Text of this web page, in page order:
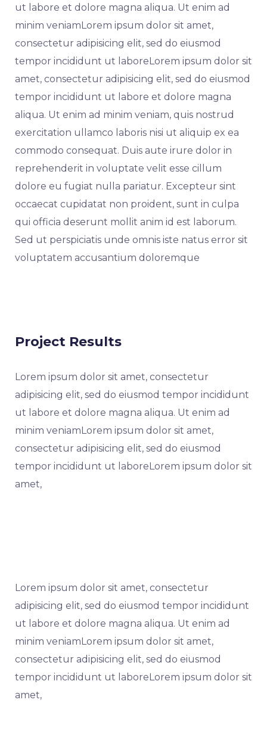
ut labore et dolore magna aliqua. Ut enim ad
minim veniamLorem ipsum dolor sit amet,
consectetur adipisicing elit, sed do eiusmod
tempor incididunt ut laboreLorem ipsum dolor sit
amet, consectetur adipisicing elit, sed do eiusmod
tempor incididunt ut labore et dolore magna
aliqua. Ut enim ad minim veniam, quis nostrud
exercitation ullamco laboris nisi ut aliquip ex ea
commodo consequat. Duis aute irure dolor in
reprehenderit in voluptate velit esse cillum
dolore eu fugiat nulla pariatur. Excepteur sint
occaecat cupidatat non proident, sunt in culpa
qui officia deserunt mollit anim id est laborum.
Sed ut perspiciatis unde omnis iste natus error sit
voluptatem accusantium doloremque
Project Results
Lorem ipsum dolor sit amet, consectetur
adipisicing elit, sed do eiusmod tempor incididunt
ut labore et dolore magna aliqua. Ut enim ad
minim veniamLorem ipsum dolor sit amet,
consectetur adipisicing elit, sed do eiusmod
tempor incididunt ut laboreLorem ipsum dolor sit
amet,
Lorem ipsum dolor sit amet, consectetur
adipisicing elit, sed do eiusmod tempor incididunt
ut labore et dolore magna aliqua. Ut enim ad
minim veniamLorem ipsum dolor sit amet,
consectetur adipisicing elit, sed do eiusmod
tempor incididunt ut laboreLorem ipsum dolor sit
amet,